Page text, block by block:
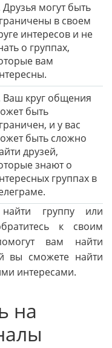
Друзья могут быть
в своем
интересов и не
о группах,
вам
Ваш круг общения
быть
и у вас
быть сложно
друзей,
знают о
группах в
группу или
к своим
вам найти
вы сможете найти
интересами.
на